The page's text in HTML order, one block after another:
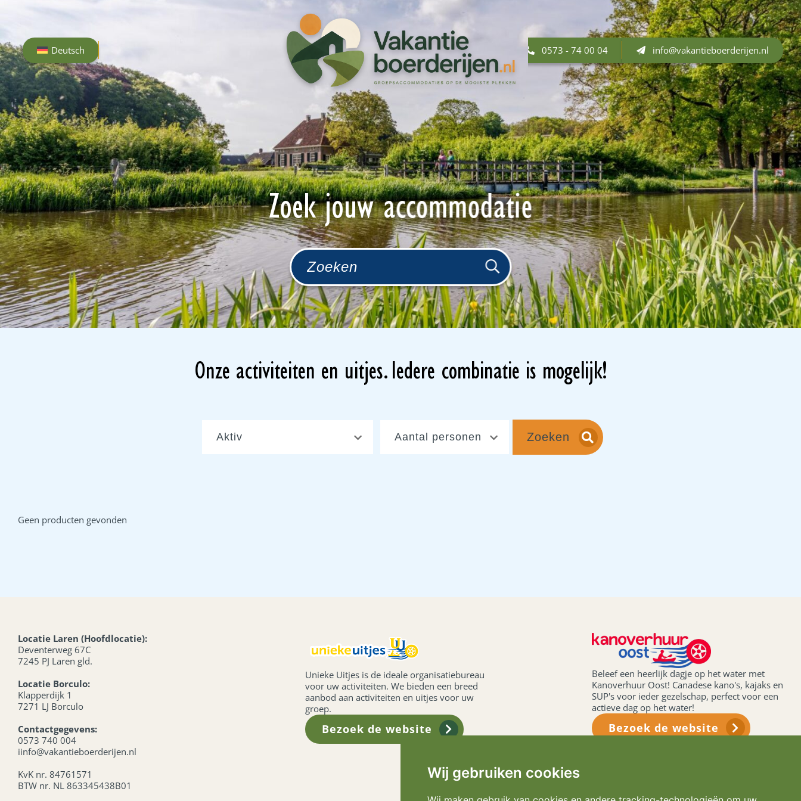
Wij gebruiken cookies
Deutsch 0573 - 74 00 04 info@vakantieboerderijen.nl
Zoek jouw accommodatie
Onze activiteiten en uitjes. Iedere combinatie is mogelijk!
Zoeken
Geen producten gevonden
Locatie Laren (Hoofdlocatie):
Deventerweg 67C
7245 PJ Laren gld.
Locatie Borculo:
Klapperdijk 1
7271 LJ Borculo
Contactgegevens:
0573 740 004
iinfo@vakantieboerderijen.nl
KvK nr. 84761571
BTW nr. NL 863345438B01
Unieke Uitjes is de ideale organisatiebureau
voor uw activiteiten. We bieden een breed
aanbod aan activiteiten en uitjes voor uw
groep.
Bezoek de website
Beleef een heerlijk dagje op het water met
Kanoverhuur Oost! Canadese kano's, kajaks en
SUP's voor ieder gezelschap, perfect voor een
actieve dag op het water!
Bezoek de website